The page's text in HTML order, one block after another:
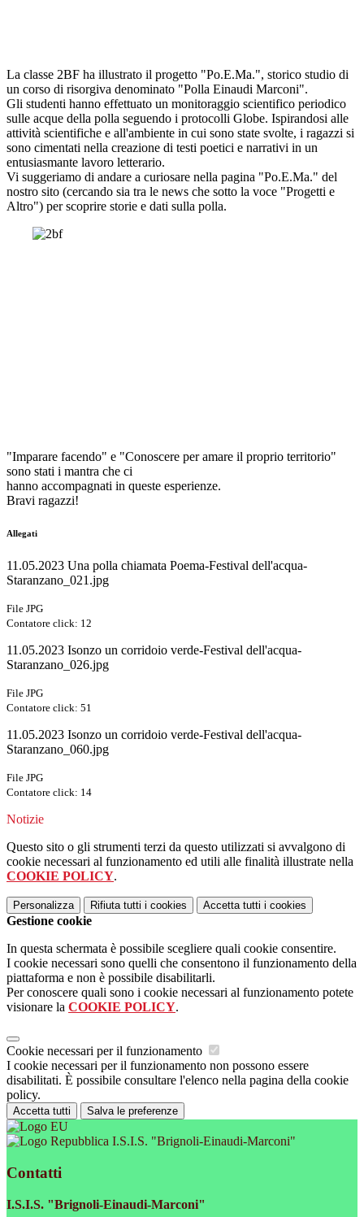
La classe 2BF ha illustrato il progetto "Po.E.Ma.", storico studio di
un corso di risorgiva denominato "Polla Einaudi Marconi".
Gli studenti hanno effettuato un monitoraggio scientifico periodico
sulle acque della polla seguendo i protocolli Globe. Ispirandosi alle
attività scientifiche e all'ambiente in cui sono state svolte, i ragazzi si
sono cimentati nella creazione di testi poetici e narrativi in un
entusiasmante lavoro letterario.
Vi suggeriamo di andare a curiosare nella pagina "Po.E.Ma." del
nostro sito (cercando sia tra le news che sotto la voce "Progetti e
Altro") per scoprire storie e dati sulla polla.
"Imparare facendo" e "Conoscere per amare il proprio territorio"
sono stati i mantra che ci
hanno accompagnati in queste esperienze.
Bravi ragazzi!
Allegati
11.05.2023 Una polla chiamata Poema-Festival dell'acqua-
Staranzano_021.jpg
File JPG
Contatore click: 12
11.05.2023 Isonzo un corridoio verde-Festival dell'acqua-
Staranzano_026.jpg
File JPG
Contatore click: 51
11.05.2023 Isonzo un corridoio verde-Festival dell'acqua-
Staranzano_060.jpg
File JPG
Contatore click: 14
Notizie
Questo sito o gli strumenti terzi da questo utilizzati si avvalgono di
cookie necessari al funzionamento ed utili alle finalità illustrate nella
COOKIE POLICY.
Personalizza Rifiuta tutti i cookies Accetta tutti i cookies
Gestione cookie
In questa schermata è possibile scegliere quali cookie consentire.
I cookie necessari sono quelli che consentono il funzionamento della
piattaforma e non è possibile disabilitarli.
Per conoscere quali sono i cookie necessari al funzionamento potete
visionare la COOKIE POLICY.
Cookie necessari per il funzionamento
I cookie necessari per il funzionamento non possono essere
disabilitati. È possibile consultare l'elenco nella pagina della cookie
policy.
Accetta tutti Salva le preferenze
I.S.I.S. "Brignoli-Einaudi-Marconi"
Contatti
I.S.I.S. "Brignoli-Einaudi-Marconi"